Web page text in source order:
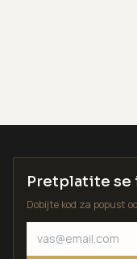
Pretplatite se
Dobijte kod za popust